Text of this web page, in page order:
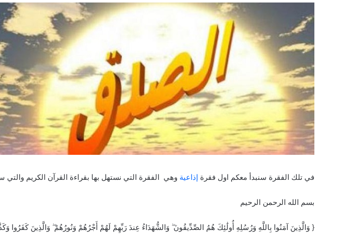
في تلك الفقرة سنبدأ معكم اول فقرة إذاعية وهي الفقرة التي نستهل بها بقراءة القرآن الكريم والتي
بسم الله الرحمن الرحيم
{ وَالَّذِينَ آمَنُوا بِاللَّهِ وَرُسُلِهِ أُولَٰئِكَ هُمُ الصِّدِّيقُونَ ۖ وَالشُّهَدَاءُ عِندَ رَبِّهِمْ لَهُمْ أَجْرُهُمْ وَنُورُهُمْ ۖ وَالَّذِينَ كَفَرُوا